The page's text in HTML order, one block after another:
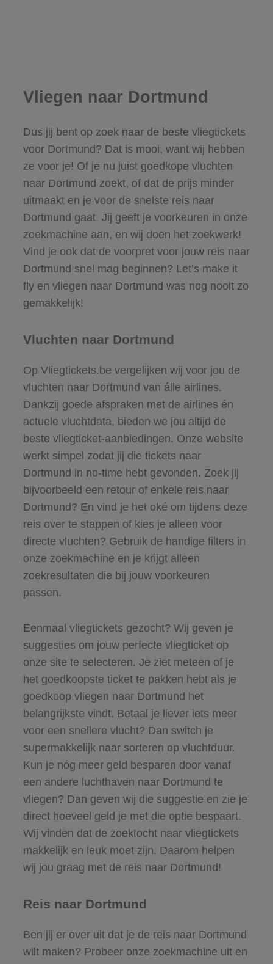
Vliegen naar Dortmund
Dus jij bent op zoek naar de beste vliegtickets
voor Dortmund? Dat is mooi, want wij hebben
ze voor je! Of je nu juist goedkope vluchten
naar Dortmund zoekt, of dat de prijs minder
uitmaakt en je voor de snelste reis naar
Dortmund gaat. Jij geeft je voorkeuren in onze
zoekmachine aan, en wij doen het zoekwerk!
Vind je ook dat de voorpret voor jouw reis naar
Dortmund snel mag beginnen? Let’s make it
fly en vliegen naar Dortmund was nog nooit zo
gemakkelijk!
Vluchten naar Dortmund
Op Vliegtickets.be vergelijken wij voor jou de
vluchten naar Dortmund van álle airlines.
Dankzij goede afspraken met de airlines én
actuele vluchtdata, bieden we jou altijd de
beste vliegticket-aanbiedingen. Onze website
werkt simpel zodat jij die tickets naar
Dortmund in no-time hebt gevonden. Zoek jij
bijvoorbeeld een retour of enkele reis naar
Dortmund? En vind je het oké om tijdens deze
reis over te stappen of kies je alleen voor
directe vluchten? Gebruik de handige filters in
onze zoekmachine en je krijgt alleen
zoekresultaten die bij jouw voorkeuren
passen.
Eenmaal vliegtickets gezocht? Wij geven je
suggesties om jouw perfecte vliegticket op
onze site te selecteren. Je ziet meteen of je
het goedkoopste ticket te pakken hebt als je
goedkoop vliegen naar Dortmund het
belangrijkste vindt. Betaal je liever iets meer
voor een snellere vlucht? Dan switch je
supermakkelijk naar sorteren op vluchtduur.
Kun je nóg meer geld besparen door vanaf
een andere luchthaven naar Dortmund te
vliegen? Dan geven wij die suggestie en zie je
direct hoeveel geld je met die optie bespaart.
Wij vinden dat de zoektocht naar vliegtickets
makkelijk en leuk moet zijn. Daarom helpen
wij jou graag met de reis naar Dortmund!
Reis naar Dortmund
Ben jij er over uit dat je de reis naar Dortmund
wilt maken? Probeer onze zoekmachine uit en